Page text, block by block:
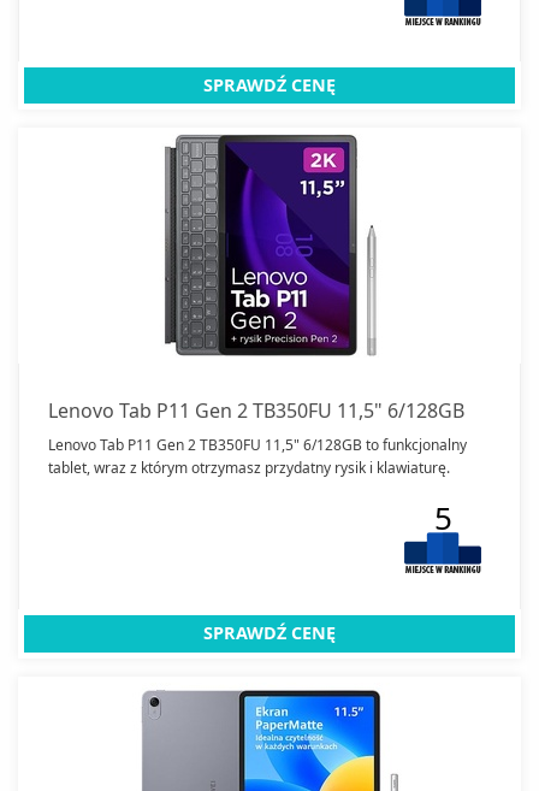
SPRAWDŹ CENĘ
Lenovo Tab P11 Gen 2 TB350FU 11,5" 6/128GB
Lenovo Tab P11 Gen 2 TB350FU 11,5" 6/128GB to funkcjonalny
tablet, wraz z którym otrzymasz przydatny rysik i klawiaturę.
5
SPRAWDŹ CENĘ